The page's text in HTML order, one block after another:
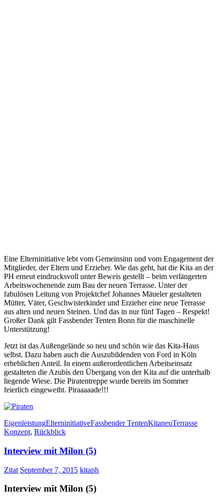
Eine Elterninitiative lebt vom Gemeinsinn und vom Engagement der
Mitglieder, der Eltern und Erzieher. Wie das geht, hat die Kita an der
PH erneut eindrucksvoll unter Beweis gestellt – beim verlängerten
Arbeitswochenende zum Bau der neuen Terrasse. Unter der
fabulösen Leitung von Projektchef Johannes Mäueler gestalteten
Mütter, Väter, Geschwisterkinder und Erzieher eine neue Terrasse
aus alten und neuen Steinen. Und das in nur fünf Tagen – Respekt!
Großer Dank gilt Fassbender Tenten Bonn für die maschinelle
Unterstützung!
Jetzt ist das Außengelände so neu und schön wie das Kita-Haus
selbst. Dazu haben auch die Auszubildenden von Ford in Köln
erheblichen Anteil. In einem außerordentlichen Arbeitseinsatz
gestalteten die Azubis den Übergang von der Kita auf die unterhalb
liegende Wiese. Die Piratentreppe wurde bereits im Sommer
feierlich eingeweiht. Piraaaaade!!!
EigenleistungElterninitiativeFassbender TentenKitaneuTerrasse
Konzept, Rückblick
Interview mit Milon (5)
Zitat September 7, 2015 kitaph
Interview mit Milon (5)